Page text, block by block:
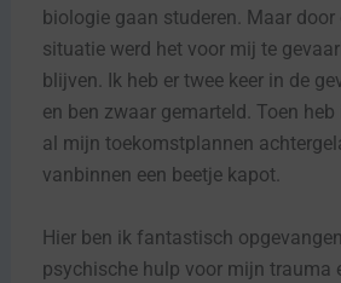
biologie gaan studeren. Maar door
situatie werd het voor mij te
blijven. Ik heb er twee keer in de
en ben zwaar gemarteld. Toen
al mijn toekomstplannen
vanbinnen een beetje kapot.
Hier ben ik fantastisch
psychische hulp voor mijn trauma